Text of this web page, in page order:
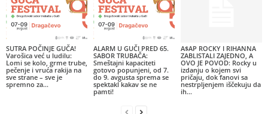
SUTRA POČINJE GUČA!
Varošica već u ludilu:
Lomi se kolo, grme trube,
pečenje i vruća rakija na
sve strane – sve je
spremno za...
ALARM U GUČI PRED 65.
SABOR TRUBAČA:
Smeštajni kapaciteti
gotovo popunjeni, od 7.
do 9. avgusta sprema se
spektakl kakav se ne
pamti!
A$AP ROCKY I RIHANNA
ZABLISTALI ZAJEDNO, A
OVO JE POVOD: Rocky u
izdanju o kojem svi
pričaju, dok fanovi sa
nestrpljenjem iščekuju da
ih...